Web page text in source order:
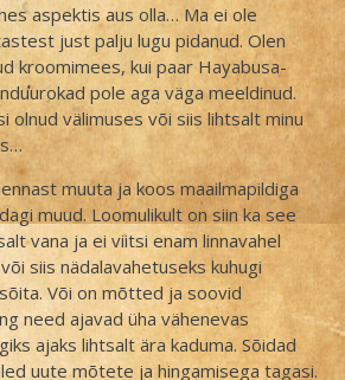
aspektis aus olla… Ma ei ole
just palju lugu pidanud. Olen
kroomimees, kui paar Hayabusa-
pole aga väga meeldinud.
olnud välimuses või siis lihtsalt minu
muuta ja koos maailmapildiga
muud. Loomulikult on siin ka see
vana ja ei viitsi enam linnavahel
siis nädalavahetuseks kuhugi
Või on mõtted ja soovid
need ajavad üha vähenevas
ajaks lihtsalt ära kaduma. Sõidad
uute mõtete ja hingamisega tagasi.